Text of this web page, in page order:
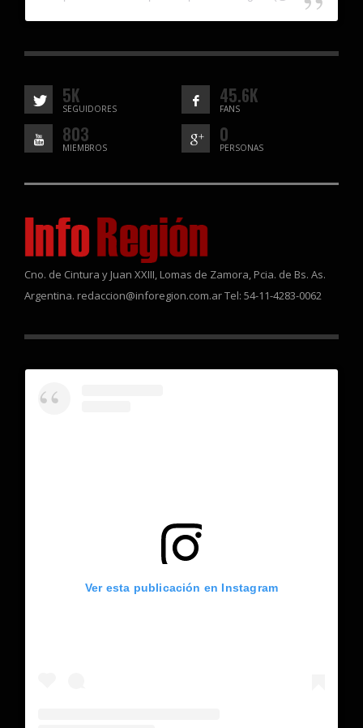
5K
SEGUIDORES
45.6K
FANS
803
MIEMBROS
0
PERSONAS
Cno. de Cintura y Juan XXIII, Lomas de Zamora, Pcia. de Bs. As.
Argentina. redaccion@inforegion.com.ar Tel: 54-11-4283-0062
Ver esta publicación en Instagram